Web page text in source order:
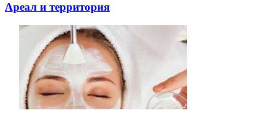
Ареал и территория